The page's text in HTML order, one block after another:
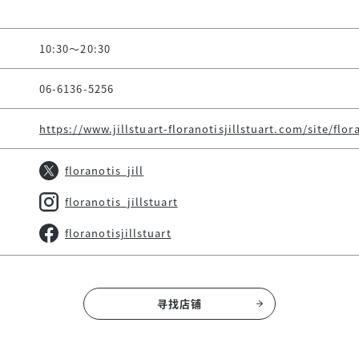
10:30～20:30
06-6136-5256
https://www.jillstuart-floranotisjillstuart.com/site/
floranotis_jill
floranotis_jillstuart
floranotisjillstuart
寻找店铺